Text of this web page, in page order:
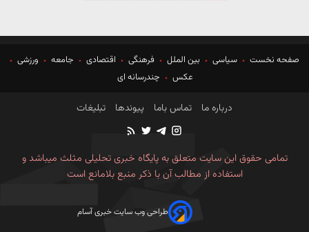
صفحه نخست سیاسی بین الملل فرهنگی اقتصادی جامعه
ورزشی
عکس
چندرسانه ای
درباره ما تماس باما پیوندها تبلیغات
تمامی حقوق این سایت متعلق به پایگاه خبری تحلیلی مثلث میباشد و
استفاده از مطالب آن با ذکر منبع بلامانع است
طراحی وب سایت خبری آسام